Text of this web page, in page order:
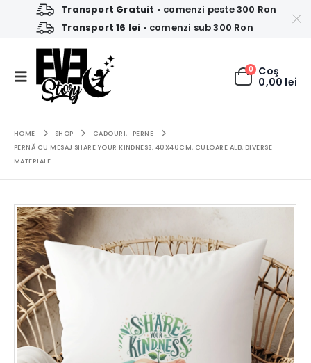
Transport Gratuit • comenzi peste 300 Ron
Transport 16 lei • comenzi sub 300 Ron
0 Coş
0,00 lei
HOME SHOP CADOURI,
PERNE
PERNĂ CU MESAJ SHARE YOUR KINDNESS, 40X40CM, CULOARE ALB, DIVERSE
MATERIALE